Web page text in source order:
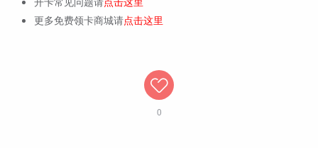
更多免费领卡商城请点击这里
0